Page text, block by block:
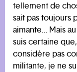
tellement de
sait pas toujours
aimante… Mais
suis certaine
considère pas
militante, je ne